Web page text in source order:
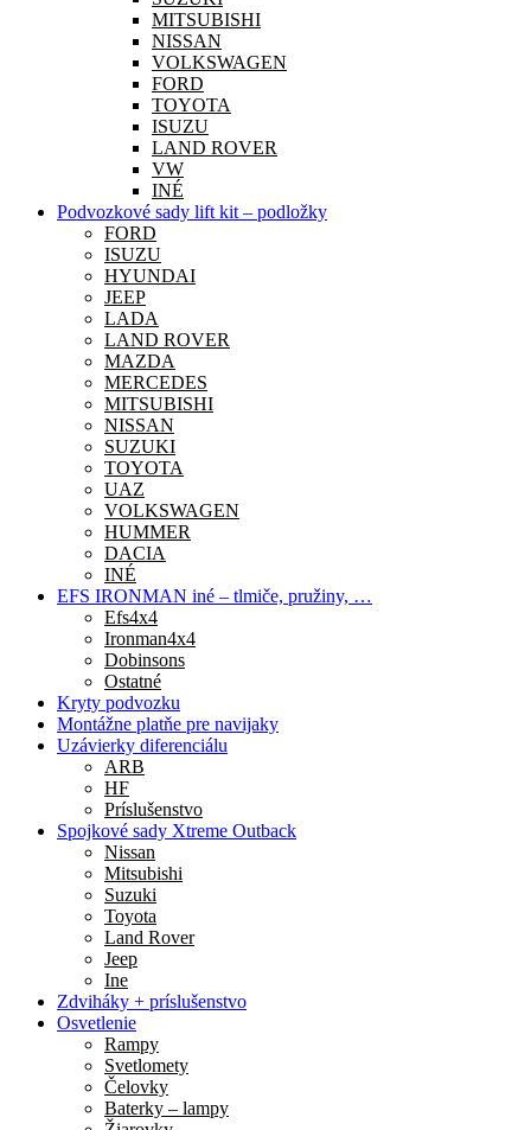
MITSUBISHI
NISSAN
VOLKSWAGEN
FORD
TOYOTA
ISUZU
LAND ROVER
VW
INÉ
Podvozkové sady lift kit – podložky
FORD
ISUZU
HYUNDAI
JEEP
LADA
LAND ROVER
MAZDA
MERCEDES
MITSUBISHI
NISSAN
SUZUKI
TOYOTA
UAZ
VOLKSWAGEN
HUMMER
DACIA
INÉ
EFS IRONMAN iné – tlmiče, pružiny, …
Efs4x4
Ironman4x4
Dobinsons
Ostatné
Kryty podvozku
Montážne platňe pre navijaky
Uzávierky diferenciálu
ARB
HF
Príslušenstvo
Spojkové sady Xtreme Outback
Nissan
Mitsubishi
Suzuki
Toyota
Land Rover
Jeep
Ine
Zdviháky + príslušenstvo
Osvetlenie
Rampy
Svetlomety
Čelovky
Baterky – lampy